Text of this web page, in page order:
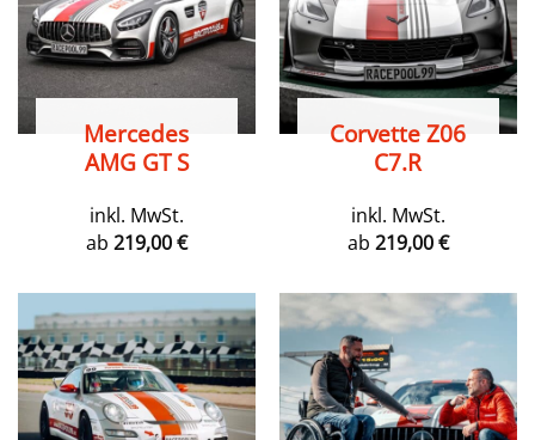
Mercedes
AMG GT S
inkl. MwSt.
ab 219,00€
Corvette Z06
C7.R
inkl. MwSt.
ab 219,00€